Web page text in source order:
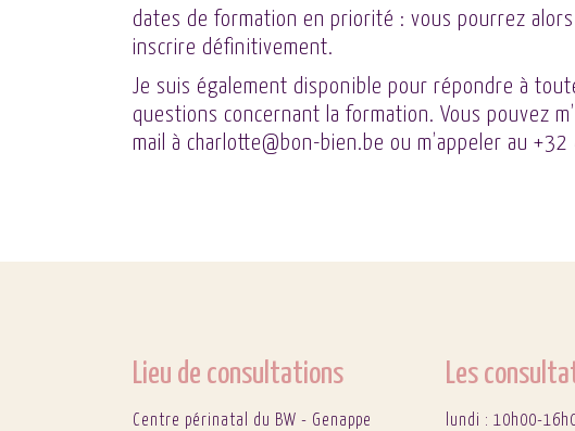
dates de formation en priorité : vous pourrez
inscrire définitivement.
Je suis également disponible pour répondre à
questions concernant la formation. Vous pouvez
mail à charlotte@bon-bien.be ou m’appeler au +32
Lieu de consultations
Centre périnatal du BW - Genappe
Les
lundi : 10h00-